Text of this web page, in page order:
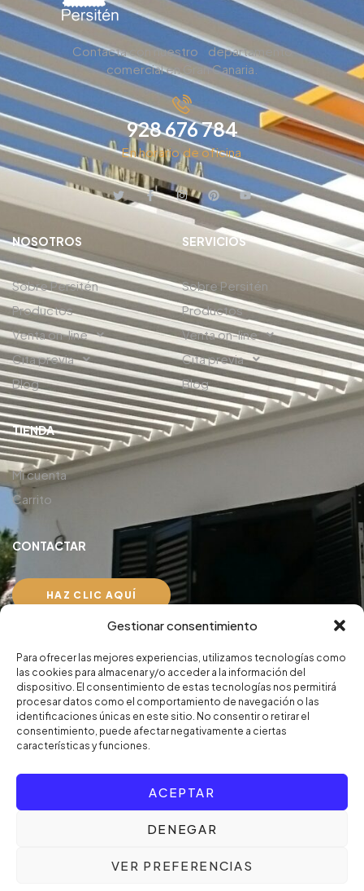
Gestionar consentimiento
Para ofrecer las mejores experiencias, utilizamos tecnologías como
las cookies para almacenar y/o acceder a la información del
dispositivo. El consentimiento de estas tecnologías nos permitirá
procesar datos como el comportamiento de navegación o las
identificaciones únicas en este sitio. No consentir o retirar el
consentimiento, puede afectar negativamente a ciertas
características y funciones.
ACEPTAR
DENEGAR
VER PREFERENCIAS
Contacta con nuestro departamento
comercial en Gran Canaria.
928 676 784
En horario de oficina
NOSOTROS
Sobre Persitén
Productos
Venta on-line
Cita previa
Blog
SERVICIOS
Sobre Persitén
Productos
Venta on-line
Cita previa
Blog
TIENDA
Mi cuenta
Carrito
CONTACTAR
HAZ CLIC AQUÍ
Política de privacidad